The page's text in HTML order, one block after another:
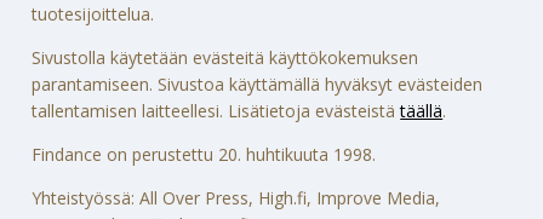
tuotesijoittelua.
Sivustolla käytetään evästeitä käyttökokemuksen
parantamiseen. Sivustoa käyttämällä hyväksyt evästeiden
tallentamisen laitteellesi. Lisätietoja evästeistätäällä.
Findance on perustettu 20. huhtikuuta 1998.
Yhteistyössä: All Over Press, High.fi, Improve Media,